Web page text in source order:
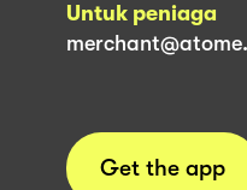
Untuk peniaga
Get the app